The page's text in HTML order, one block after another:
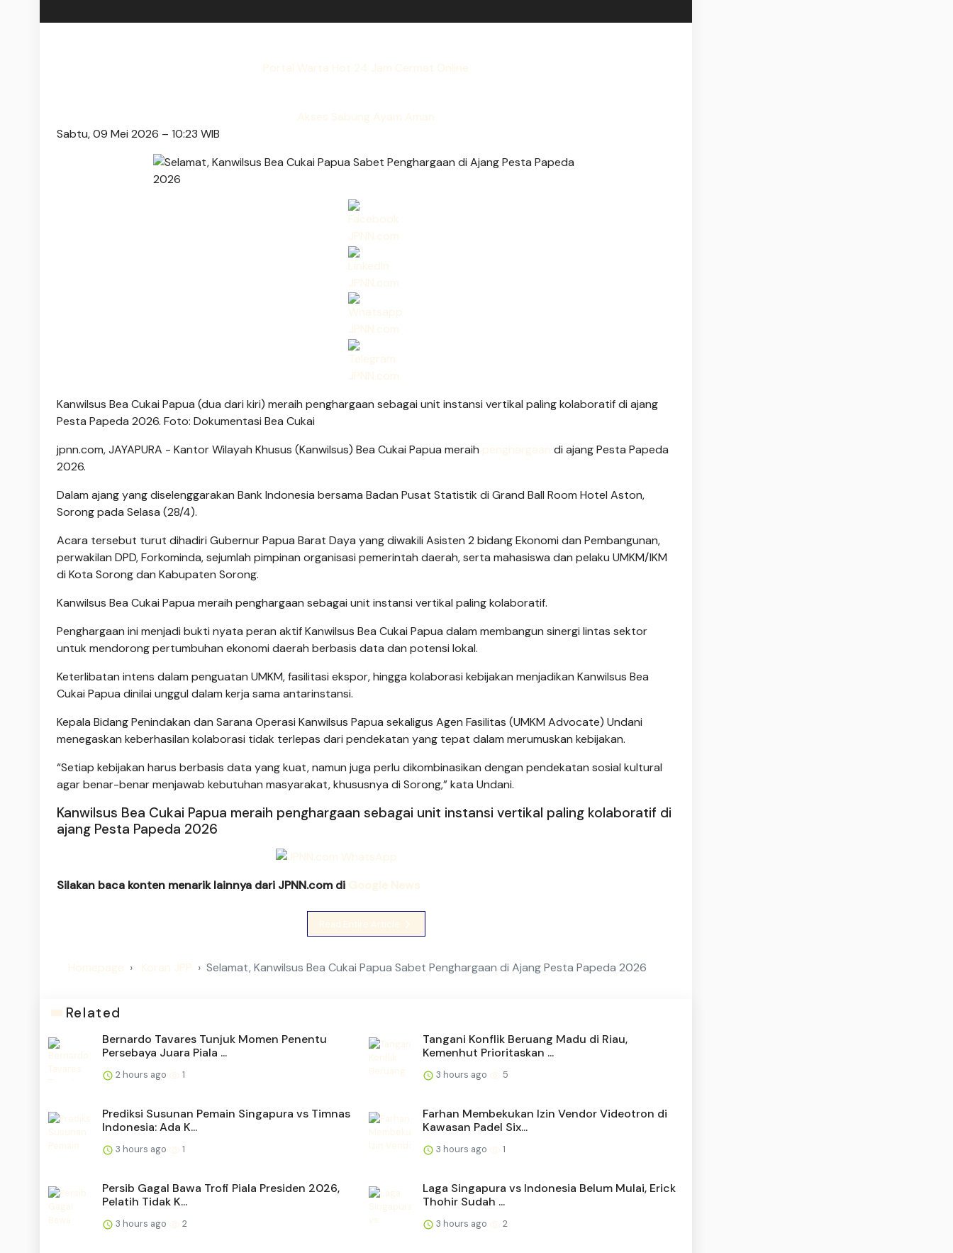
Portal Warta Hot 24 Jam Cermat Online
Akses Sabung Ayam Aman
Sabtu, 09 Mei 2026 – 10:23 WIB
Kanwilsus Bea Cukai Papua (dua dari kiri) meraih penghargaan sebagai unit instansi vertikal paling kolaboratif di ajang
Pesta Papeda 2026. Foto: Dokumentasi Bea Cukai
jpnn.com, JAYAPURA - Kantor Wilayah Khusus (Kanwilsus) Bea Cukai Papua meraih penghargaan di ajang Pesta Papeda
2026.
Dalam ajang yang diselenggarakan Bank Indonesia bersama Badan Pusat Statistik di Grand Ball Room Hotel Aston,
Sorong pada Selasa (28/4).
Acara tersebut turut dihadiri Gubernur Papua Barat Daya yang diwakili Asisten 2 bidang Ekonomi dan Pembangunan,
perwakilan DPD, Forkominda, sejumlah pimpinan organisasi pemerintah daerah, serta mahasiswa dan pelaku UMKM/IKM
di Kota Sorong dan Kabupaten Sorong.
Kanwilsus Bea Cukai Papua meraih penghargaan sebagai unit instansi vertikal paling kolaboratif.
Penghargaan ini menjadi bukti nyata peran aktif Kanwilsus Bea Cukai Papua dalam membangun sinergi lintas sektor
untuk mendorong pertumbuhan ekonomi daerah berbasis data dan potensi lokal.
Keterlibatan intens dalam penguatan UMKM, fasilitasi ekspor, hingga kolaborasi kebijakan menjadikan Kanwilsus Bea
Cukai Papua dinilai unggul dalam kerja sama antarinstansi.
Kepala Bidang Penindakan dan Sarana Operasi Kanwilsus Papua sekaligus Agen Fasilitas (UMKM Advocate) Undani
menegaskan keberhasilan kolaborasi tidak terlepas dari pendekatan yang tepat dalam merumuskan kebijakan.
“Setiap kebijakan harus berbasis data yang kuat, namun juga perlu dikombinasikan dengan pendekatan sosial kultural
agar benar-benar menjawab kebutuhan masyarakat, khususnya di Sorong,” kata Undani.
Kanwilsus Bea Cukai Papua meraih penghargaan sebagai unit instansi vertikal paling kolaboratif di
ajang Pesta Papeda 2026
Silakan baca konten menarik lainnya dari JPNN.com di Google News
Read Entire Article
Homepage Koran JPP Selamat, Kanwilsus Bea Cukai Papua Sabet Penghargaan di Ajang Pesta Papeda 2026
Related
Bernardo Tavares Tunjuk Momen Penentu
Persebaya Juara Piala ...
2 hours ago 1
Tangani Konflik Beruang Madu di Riau,
Kemenhut Prioritaskan ...
3 hours ago 5
Prediksi Susunan Pemain Singapura vs Timnas
Indonesia: Ada K...
3 hours ago 1
Farhan Membekukan Izin Vendor Videotron di
Kawasan Padel Six...
3 hours ago 1
Persib Gagal Bawa Trofi Piala Presiden 2026,
Pelatih Tidak K...
3 hours ago 2
Laga Singapura vs Indonesia Belum Mulai, Erick
Thohir Sudah ...
3 hours ago 2